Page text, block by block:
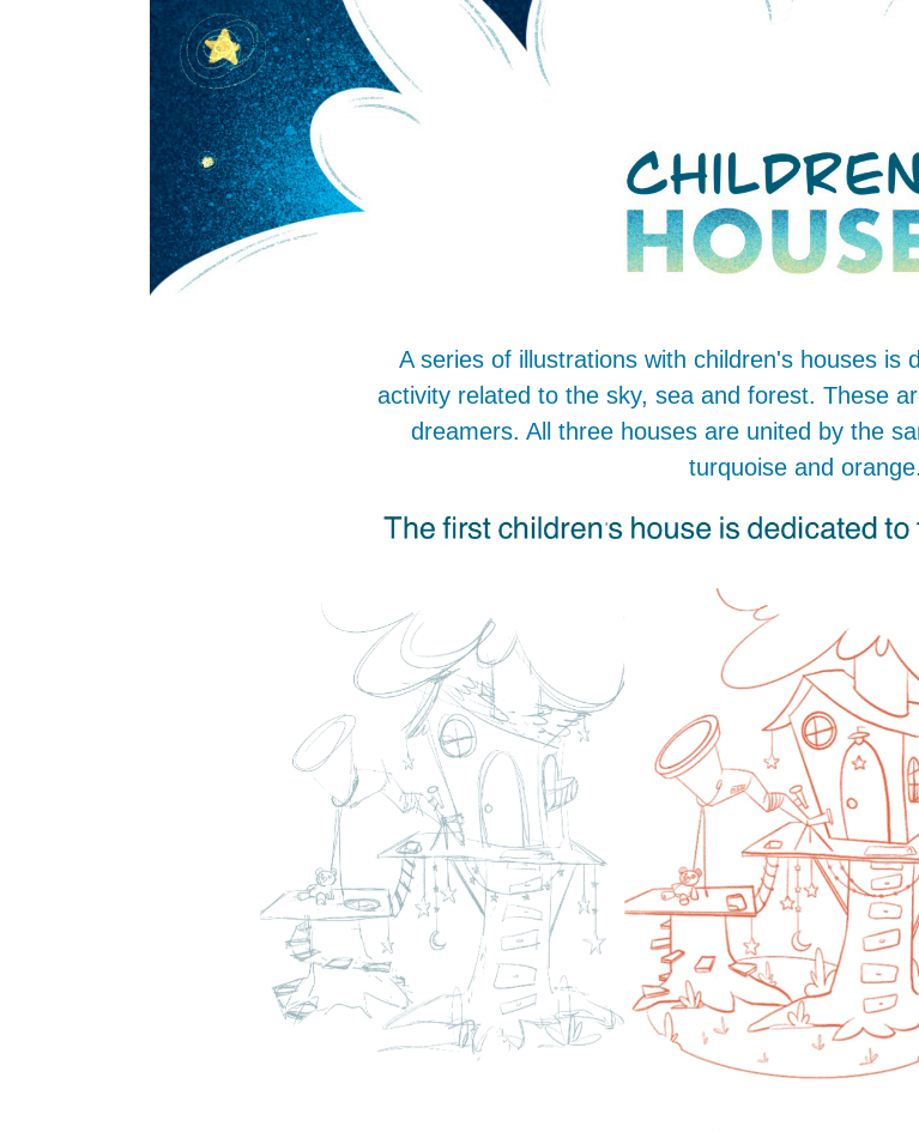
A series of illustrations with children's houses is
activity related to the sky, sea and forest. These
dreamers. All three houses are united by the
turquoise and orange.